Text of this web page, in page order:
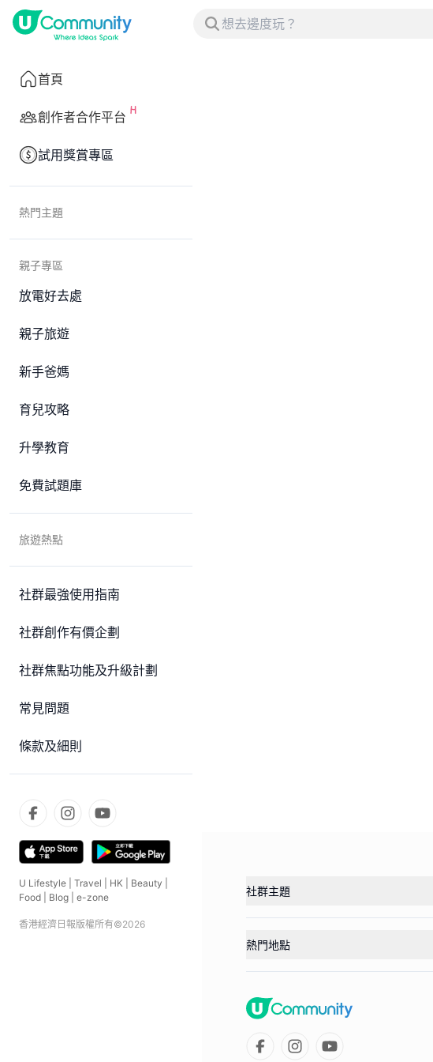
首頁
創作者合作平台
試用獎賞專區
熱門主題
親子專區
放電好去處
親子旅遊
新手爸媽
育兒攻略
升學教育
免費試題庫
旅遊熱點
社群最強使用指南
社群創作有價企劃
社群焦點功能及升級計劃
常見問題
條款及細則
U Lifestyle Travel HK Beauty
Food
Blog e-zone
香港經濟日報版權所有©2026
社群主題
熱門地點